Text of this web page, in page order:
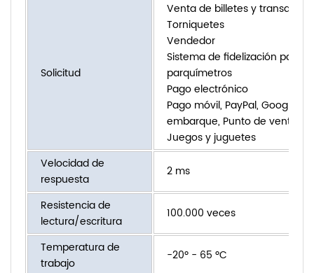
Solicitud
Venta de billetes y
Torniquetes
Vendedor
Sistema de fidelización para
parquímetros
Pago electrónico
Pago móvil, PayPal, Google
embarque, Punto de venta,
Juegos y juguetes
Velocidad de
respuesta
2 ms
Resistencia de
lectura/escritura
100.000 veces
Temperatura de
trabajo
-20º - 65 ºC